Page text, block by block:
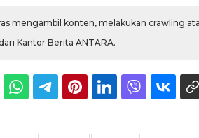
mengambil konten, melakukan crawling
Kantor Berita ANTARA.